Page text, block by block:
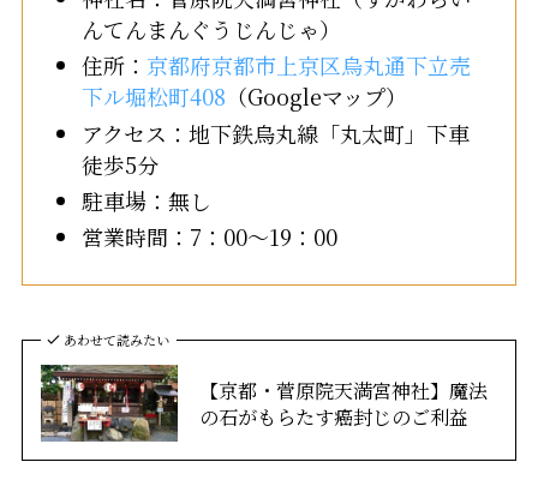
んてんまんぐうじんじゃ）
住所： 京都府京都市上京区烏丸通下立売
下ル堀松町408 （Googleマップ）
アクセス：地下鉄烏丸線「丸太町」下車
徒歩5分
駐車場：無し
営業時間：7：00～19：00
あわせて読みたい
【京都・菅原院天満宮神社】魔法
の石がもらたす癌封じのご利益